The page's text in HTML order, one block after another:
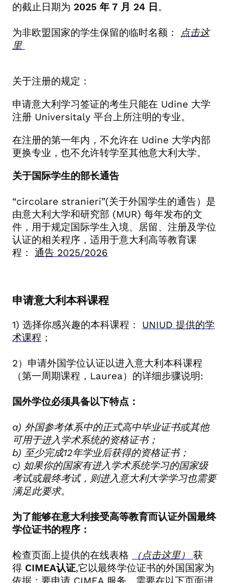
的截止日期为 2025 年 7 月 24 日 。
为非欧盟国家的学生保留的临时名额：
点击这
里
关于注册的规定：
申请意大利学习签证的考生只能在 Udine 大学
注册 Universitaly 平台上所注明的专业。
在注册的第一年内，不允许在 Udine 大学内部
更换专业，也不允许转学至其他意大利大学。
关于国际学生的部长通告
“circolare stranieri”(关于外国学生的通告）是
由意大利大学和研究部 (MUR) 每年发布的文
件，用于规定国际学生入境、居留、注册及学位
认证的相关程序，适用于意大利高等教育课
程：
通告 2025/2026
申请意大利本科课程
1) 选择你感兴趣的本科课程： UNIUD 提供的学
术课程 ；
2）申请外国学位认证以进入意大利本科课程
（第一周期课程， Laurea）的详细步骤说明:
国外学位必须具备以下特点：
a) 外国参考体系中的正式高中毕业证书或其他
可用于进入学术系统的资格证书；
b) 至少完成12年学业后获得的资格证书；
c) 如果你的国家有进入学术系统学习的国家级
考试或最终考试，则进入意大利大学学习也需要
满足此要求。
为了能够在意大利接受高等教育而认证外国最终
学位证书的程序：
检查页面上提供的在线表格 （点击这里）
获
得 CIMEA认证,它以最终学位证书的外国国家为